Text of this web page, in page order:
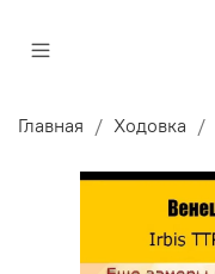
Главная Ходовка